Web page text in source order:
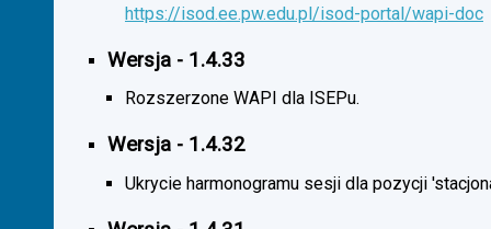
https://isod.ee.pw.edu.pl/isod-portal/wapi-doc
Wersja - 1.4.33
Rozszerzone WAPI dla ISEPu.
Wersja - 1.4.32
Ukrycie harmonogramu sesji dla pozycji